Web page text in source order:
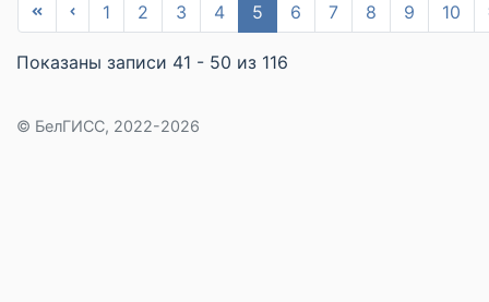
1 2 3 4 5 6 7 8 9 10
Показаны записи 41 - 50 из 116
© БелГИСС, 2022-2026